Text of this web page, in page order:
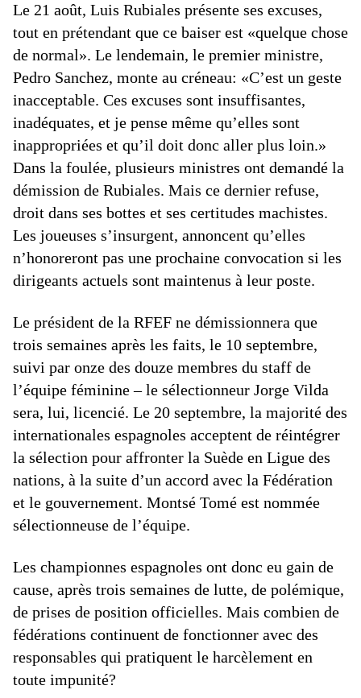
Le 21 août, Luis Rubiales présente ses excuses,
tout en prétendant que ce baiser est «quelque chose
de normal». Le lendemain, le premier ministre,
Pedro Sanchez, monte au créneau: «C’est un geste
inacceptable. Ces excuses sont insuffisantes,
inadéquates, et je pense même qu’elles sont
inappropriées et qu’il doit donc aller plus loin.»
Dans la foulée, plusieurs ministres ont demandé la
démission de Rubiales. Mais ce dernier refuse,
droit dans ses bottes et ses certitudes machistes.
Les joueuses s’insurgent, annoncent qu’elles
n’honoreront pas une prochaine convocation si les
dirigeants actuels sont maintenus à leur poste.
Le président de la RFEF ne démissionnera que
trois semaines après les faits, le 10 septembre,
suivi par onze des douze membres du staff de
l’équipe féminine – le sélectionneur Jorge Vilda
sera, lui, licencié. Le 20 septembre, la majorité des
internationales espagnoles acceptent de réintégrer
la sélection pour affronter la Suède en Ligue des
nations, à la suite d’un accord avec la Fédération
et le gouvernement. Montsé Tomé est nommée
sélectionneuse de l’équipe.
Les championnes espagnoles ont donc eu gain de
cause, après trois semaines de lutte, de polémique,
de prises de position officielles. Mais combien de
fédérations continuent de fonctionner avec des
responsables qui pratiquent le harcèlement en
toute impunité?